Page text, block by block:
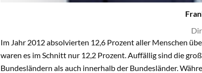
Im Jahr 2012 absolvierten 12,6 Prozent aller Menschen
waren es im Schnitt nur 12,2 Prozent. Auffällig sind die
Bundesländern als auch innerhalb der Bundesländer.